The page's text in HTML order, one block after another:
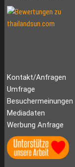
Kontakt/Anfragen
Umfrage
Besuchermeinungen
Mediadaten
Werbung Anfrage